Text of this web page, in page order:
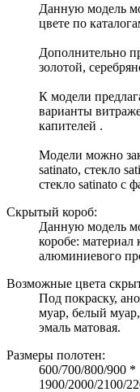
Данную модель
цвете по
Дополнительно
золотой,
К модели
варианты
капителей .
Модели можно
satinato, стекло
стекло satinato c
Скрытый короб:
Данную модель
коробе: материал
алюминиевого
Возможные цвета
Под покраску,
муар, белый
эмаль матовая.
Размеры полотен:
600/700/800/900 *
1900/2000/2100/